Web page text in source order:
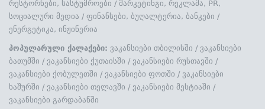
რესტორნები, სასტუმროები / მარკეტინგი, რეკლამა, PR,
სოციალური მედია / ფინანსები, ბუღალტერია, ბანკები /
ენერგეტიკა, ინჟინერია
პოპულარული ქალაქები: ვაკანსიები თბილისში / ვაკანსიები
ბათუმში / ვაკანსიები ქუთაისში / ვაკანსიები რუსთავში /
ვაკანსიები ქობულეთში / ვაკანსიები ფოთში / ვაკანსიები
ხაშურში / ვაკანსიები თელავში / ვაკანსიები მესტიაში /
ვაკანსიები გარდაბანში